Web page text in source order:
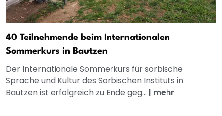
40 Teilnehmende beim Internationalen
Sommerkurs in Bautzen
Der Internationale Sommerkurs für sorbische
Sprache und Kultur des Sorbischen Instituts in
Bautzen ist erfolgreich zu Ende geg... | mehr